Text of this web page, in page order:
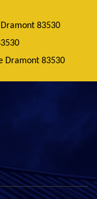
83530
Dramont 83530